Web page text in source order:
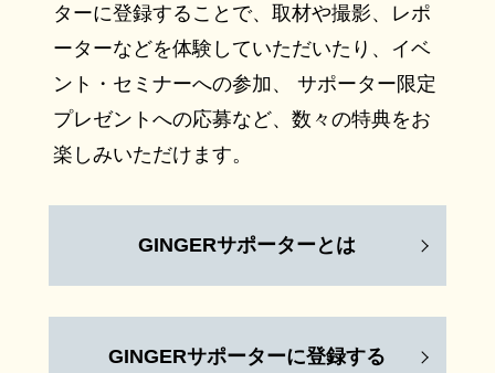
ターに登録することで、取材や撮影、レポ
ーターなどを体験していただいたり、イベ
ント・セミナーへの参加、 サポーター限定
プレゼントへの応募など、数々の特典をお
楽しみいただけます。
GINGERサポーターとは
GINGERサポーターに登録する